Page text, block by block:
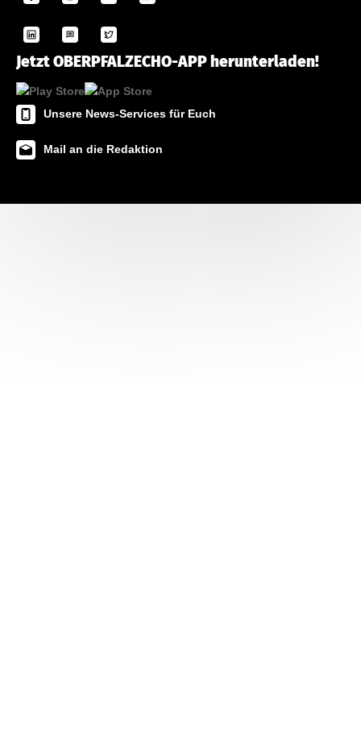
Jetzt OBERPFALZECHO-APP herunterladen!
Unsere News-Services für Euch
Mail an die Redaktion